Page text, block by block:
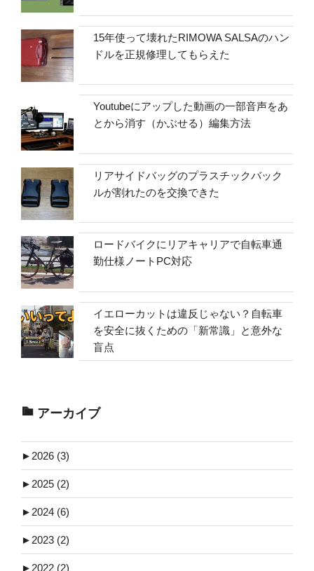
15年使って壊れたRIMOWA SALSAのハン
ドルを正規修理してもらえた
Youtubeにアップした動画の一部音声をあ
とから消す（かぶせる）編集方法
リアサイドバッグのプラスチックバック
ルが割れたのを交換できた
ロードバイクにリアキャリアで自転車通
勤仕様ノートPC対応
イエローカットは違反じゃない？自転車
を安全に抜くための「新常識」と意外な
盲点
アーカイブ
► 2026 (3)
► 2025 (2)
► 2024 (6)
► 2023 (2)
► 2022 (2)